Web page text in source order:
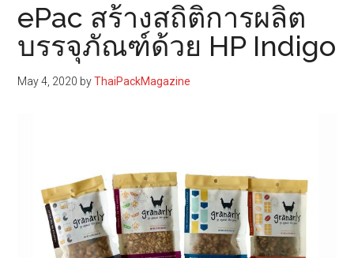
ePac สร้างสถิติการผลิต
บรรจุภัณฑ์ด้วย HP Indigo
May 4, 2020 byThaiPackMagazine